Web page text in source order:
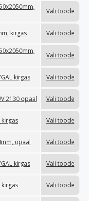
Vali toode
kirgas Vali toode
Vali toode
kirgas Vali toode
2130 opaal Vali toode
kirgas Vali toode
opaal Vali toode
kirgas Vali toode
kirgas Vali toode